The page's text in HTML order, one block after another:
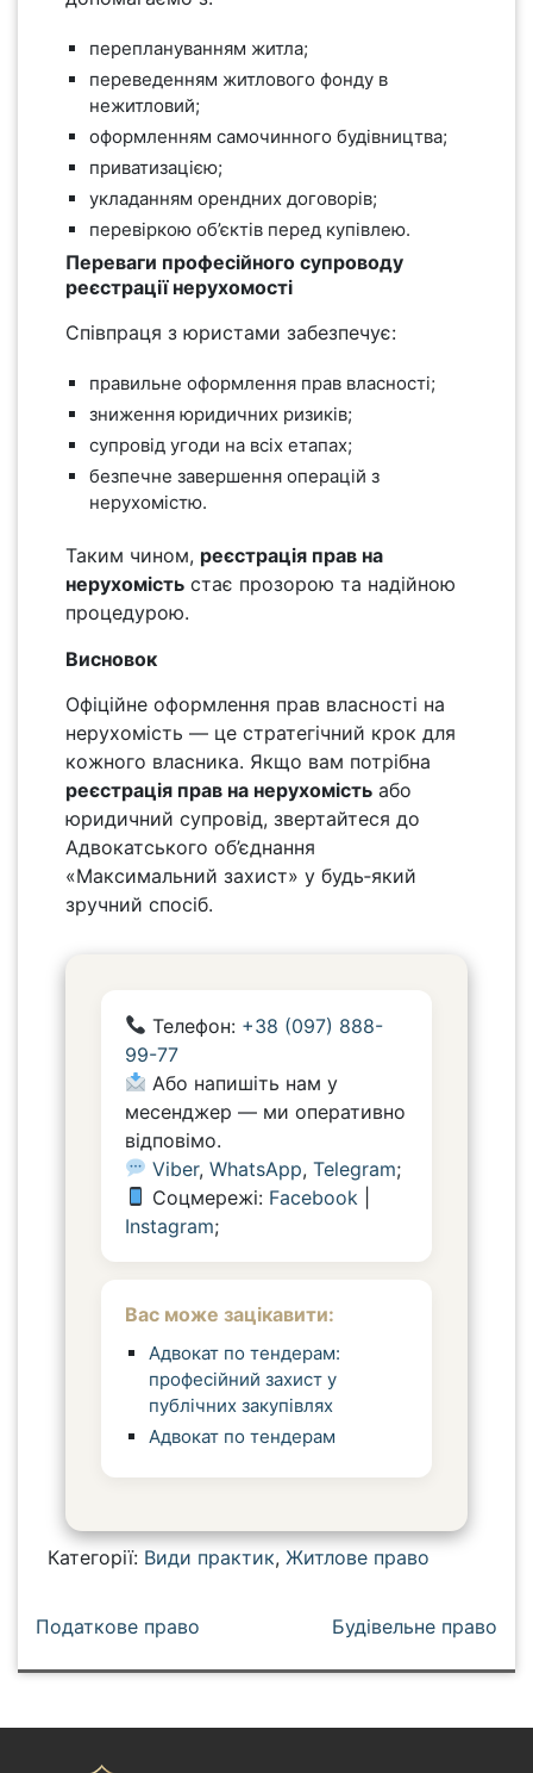
переплануванням житла;
переведенням житлового фонду в
нежитловий;
оформленням самочинного будівництва;
приватизацією;
укладанням орендних договорів;
перевіркою об’єктів перед купівлею.
Переваги професійного супроводу
реєстрації нерухомості
Співпраця з юристами забезпечує:
правильне оформлення прав власності;
зниження юридичних ризиків;
супровід угоди на всіх етапах;
безпечне завершення операцій з
нерухомістю.
Таким чином, реєстрація прав на
нерухомість стає прозорою та надійною
процедурою.
Висновок
Офіційне оформлення прав власності на
нерухомість — це стратегічний крок для
кожного власника. Якщо вам потрібна
реєстрація прав на нерухомість або
юридичний супровід, звертайтеся до
Адвокатського об’єднання
«Максимальний захист» у будь‑який
зручний спосіб.
Телефон: +38 (097) 888-
99-77
Або напишіть нам у
месенджер — ми оперативно
відповімо.
Viber,WhatsApp,Telegram;
Соцмережі: Facebook
Instagram;
Вас може зацікавити:
Адвокат по тендерам:
професійний захист у
публічних закупівлях
Адвокат по тендерам
Категорії: Види практик, Житлове право
Н
Податкове право Будівельне право